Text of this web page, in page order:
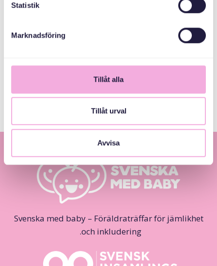
Statistik
Marknadsföring
Tillåt alla
Tillåt urval
Avvisa
Svenska med baby – Föräldraträffar för jämlikhet
och inkludering.